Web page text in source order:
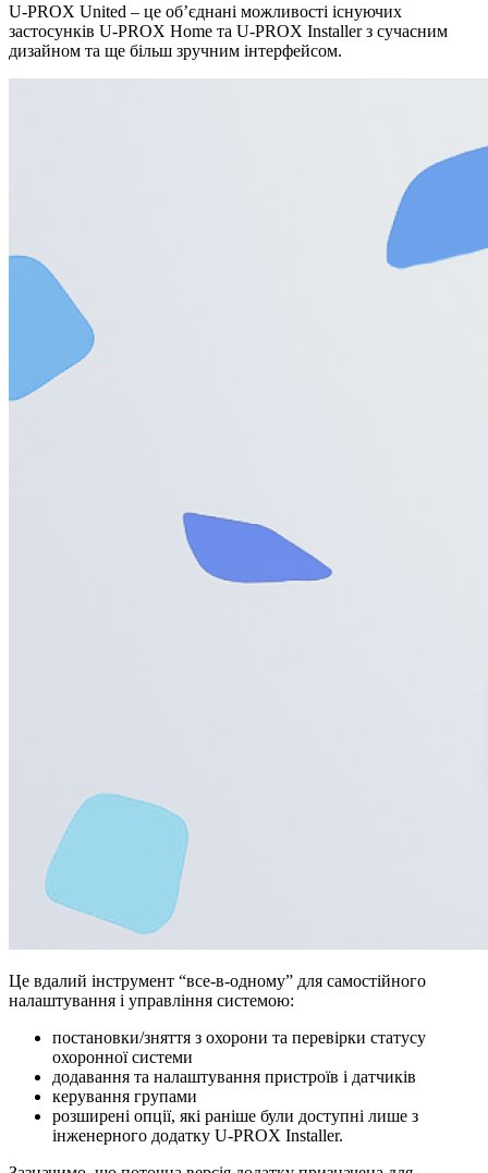
U-PROX United – це об’єднані можливості існуючих
застосунків U-PROX Home та U-PROX Installer з сучасним
дизайном та ще більш зручним інтерфейсом.
Це вдалий інструмент “все-в-одному” для самостійного
налаштування і управління системою:
постановки/зняття з охорони та перевірки статусу
охоронної системи
додавання та налаштування пристроїв і датчиків
керування групами
розширені опції, які раніше були доступні лише з
інженерного додатку U-PROX Installer.